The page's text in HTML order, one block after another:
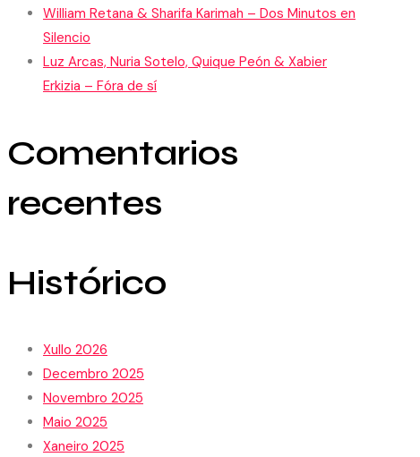
William Retana & Sharifa Karimah – Dos Minutos en
Silencio
Luz Arcas, Nuria Sotelo, Quique Peón & Xabier
Erkizia – Fóra de sí
Comentarios
recentes
Histórico
Xullo 2026
Decembro 2025
Novembro 2025
Maio 2025
Xaneiro 2025